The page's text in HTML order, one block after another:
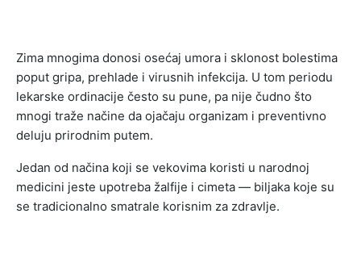
Zima mnogima donosi osećaj umora i sklonost bolestima
poput gripa, prehlade i virusnih infekcija. U tom periodu
lekarske ordinacije često su pune, pa nije čudno što
mnogi traže načine da ojačaju organizam i preventivno
deluju prirodnim putem.
Jedan od načina koji se vekovima koristi u narodnoj
medicini jeste upotreba žalfije i cimeta — biljaka koje su
se tradicionalno smatrale korisnim za zdravlje.